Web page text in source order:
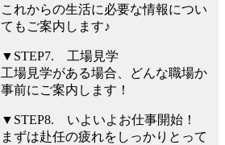
これからの生活に必要な情報につい
てもご案内します♪
▼STEP7. 工場見学
工場見学がある場合、どんな職場か
事前にご案内します！
▼STEP8. いよいよお仕事開始！
まずは赴任の疲れをしっかりとって